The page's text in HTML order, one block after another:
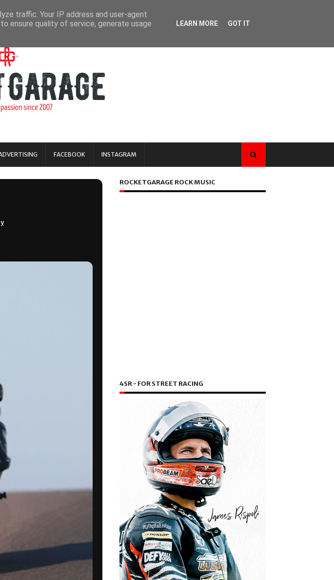
FACEBOOK INSTAGRAM
ROCKETGARAGE ROCK MUSIC
4SR - FOR STREET RACING
traffic. Your IP address and user-agent
ensure quality of service, generate usage
LEARN MORE GOT IT